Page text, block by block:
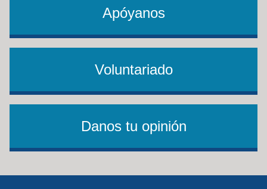
Apóyanos
Voluntariado
Danos tu opinión